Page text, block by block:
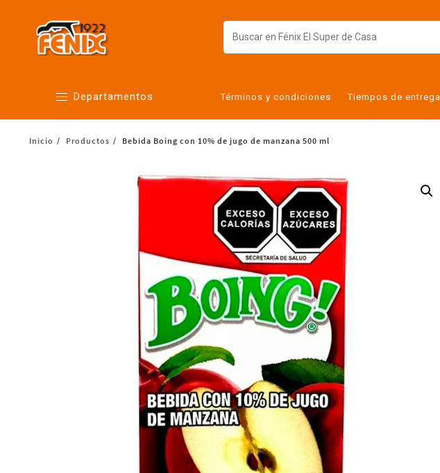
Departamentos
Alimentos
Artículos para el hogar
Cuidado de la ropa
Limpieza del hogar
Términos y condiciones Tiempos de entrega
Inicio Productos Bebida Boing con 10% de jugo de manzana 500 ml